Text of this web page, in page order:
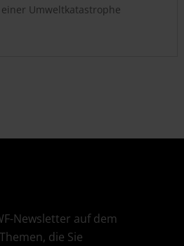
Umweltkatastrophe
Newsletter auf dem
die Sie